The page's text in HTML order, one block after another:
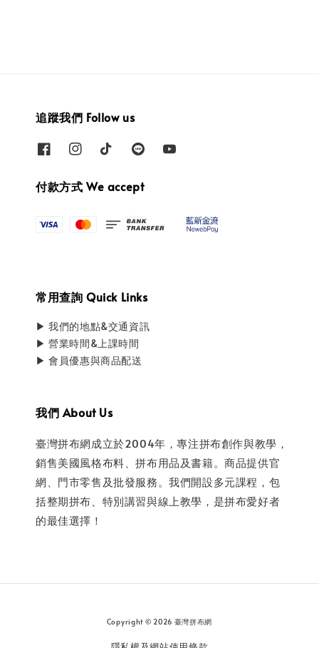
追蹤我們 Follow us
付款方式 We accept
常用查詢 Quick Links
▶ 我們的地點&交通資訊
▶ 營業時間&上課時間
▶ 會員優惠與商品配送
我們 About Us
臺灣拼布網成立於2004年，專注拼布創作與教學，
銷售美國風格布料、拼布用品及書籍。商品提供官
網、門市零售及批發服務。我們開設多元課程，包
括整期拼布、特別講習與線上教學，是拼布愛好者
的最佳選擇！
Copyright © 2026 臺灣拼布網